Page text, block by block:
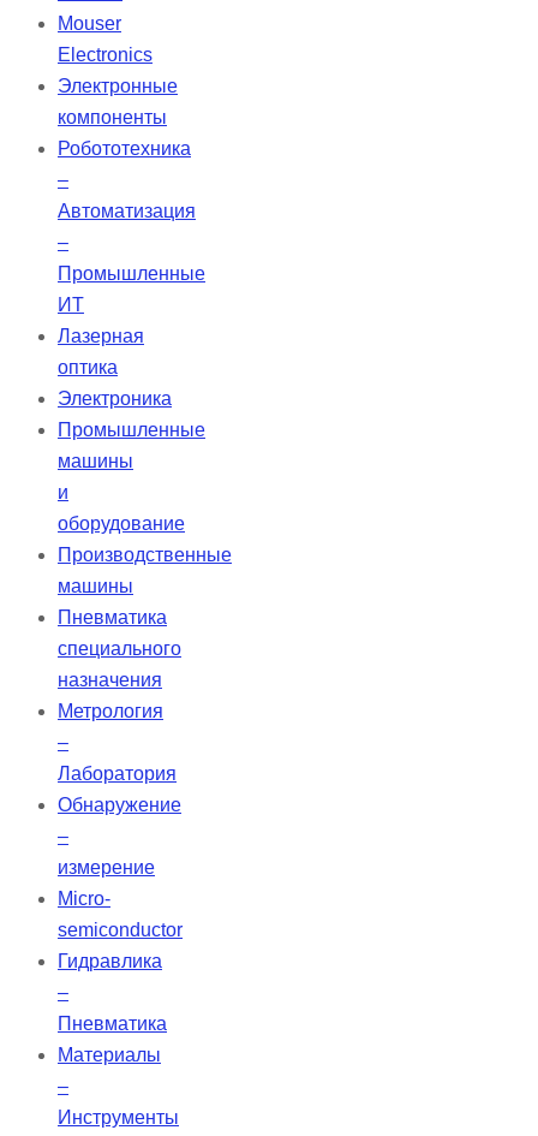
Изготавливаются из плавленого
Mouser
Electronics
Электронные
компоненты
Робототехника
–
Автоматизация
–
Промышленные
ИТ
Лазерная
оптика
Электроника
Промышленные
машины
и
оборудование
Производственные
машины
Пневматика
специального
назначения
Метрология
–
Лаборатория
Обнаружение
–
измерение
Micro-
semiconductor
Гидравлика
–
Пневматика
Материалы
–
Инструменты